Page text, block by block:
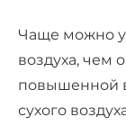
Чаще можно
воздуха, чем
повышенной
сухого